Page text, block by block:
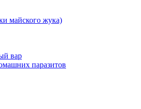
майского жука)
вар
паразитов